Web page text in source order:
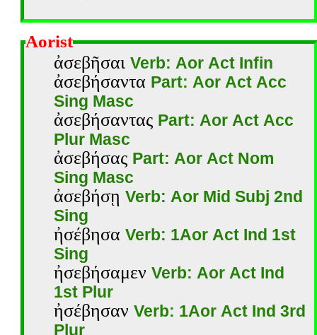
Aorist
ἀσεβῆσαιVerb: Aor Act Infin
ἀσεβήσαντα Part: Aor Act Acc
Sing Masc
ἀσεβήσαντας Part: Aor Act Acc
Plur Masc
ἀσεβήσας Part: Aor Act Nom
Sing Masc
ἀσεβήσῃVerb: Aor Mid Subj 2nd
Sing
ἠσέβησαVerb: 1Aor Act Ind 1st
Sing
ἠσεβήσαμενVerb: Aor Act Ind
1st Plur
ἠσέβησανVerb: 1Aor Act Ind 3rd
Plur